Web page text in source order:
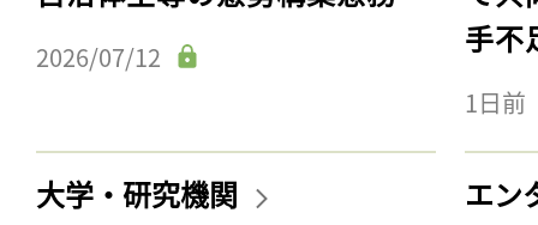
2026/07/12
手不
1日前
大学・研究機関 エン